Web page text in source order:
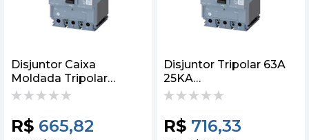
Disjuntor Caixa
Moldada Tripolar
Termomagnético 415V
R$ 665,82
Disjuntor Tripolar 63A
25KA
3VM11633EE320AA0
R$ 716,33